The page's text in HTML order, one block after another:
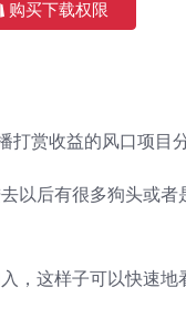
购买下载权限
打赏收益的风口项目
以后有很多狗头或
，这样子可以快速地